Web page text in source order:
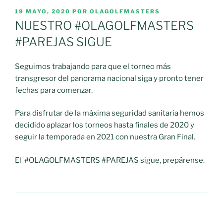
PUBLICADO
EL
19 MAYO, 2020 POR OLAGOLFMASTERS
NUESTRO #OLAGOLFMASTERS
#PAREJAS SIGUE
Seguimos trabajando para que el torneo más
transgresor del panorama nacional siga y pronto tener
fechas para comenzar.
Para disfrutar de la máxima seguridad sanitaria hemos
decidido aplazar los torneos hasta finales de 2020 y
seguir la temporada en 2021 con nuestra Gran Final.
El #OLAGOLFMASTERS #PAREJAS sigue, prepárense.